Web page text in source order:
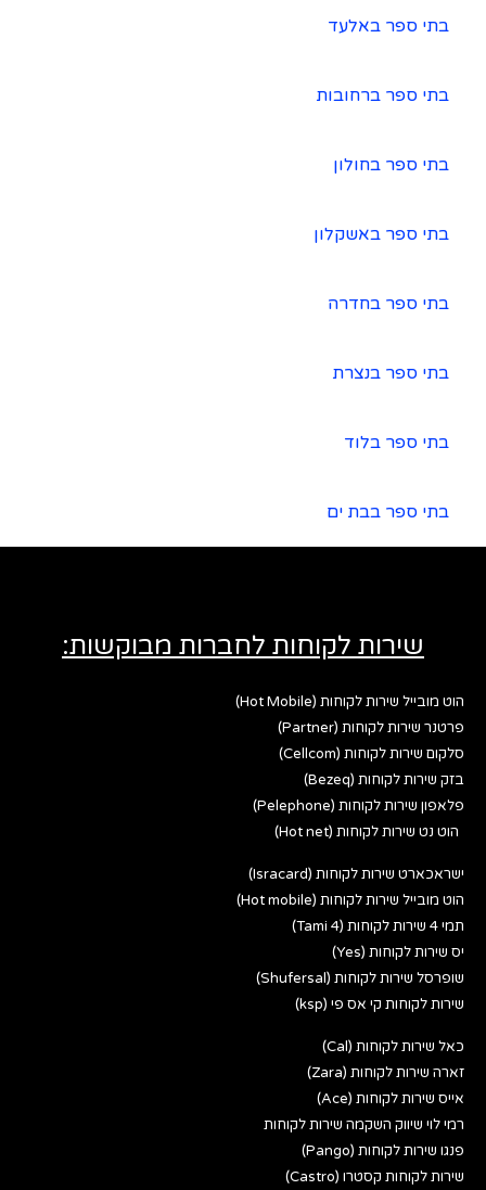
בתי ספר באלעד
בתי ספר ברחובות
בתי ספר בחולון
בתי ספר באשקלון
בתי ספר בחדרה
בתי ספר בנצרת
בתי ספר בלוד
בתי ספר בבת ים
שירות לקוחות לחברות מבוקשות:
הוט מובייל שירות לקוחות (Hot Mobile)
פרטנר שירות לקוחות (Partner)
סלקום שירות לקוחות (Cellcom)
בזק שירות לקוחות (Bezeq)
פלאפון שירות לקוחות (Pelephone)
הוט נט שירות לקוחות (Hot net)
ישראכארט שירות לקוחות (Isracard)
הוט מובייל שירות לקוחות (Hot mobile)
תמי 4 שירות לקוחות (Tami 4)
יס שירות לקוחות (Yes)
שופרסל שירות לקוחות (Shufersal)
שירות לקוחות קי אס פי (ksp)
כאל שירות לקוחות (Cal)
זארה שירות לקוחות (Zara)
אייס שירות לקוחות (Ace)
רמי לוי שיווק השקמה שירות לקוחות
פנגו שירות לקוחות (Pango)
שירות לקוחות קסטרו (Castro)